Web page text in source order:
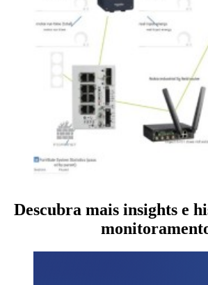
Descubra mais insights e